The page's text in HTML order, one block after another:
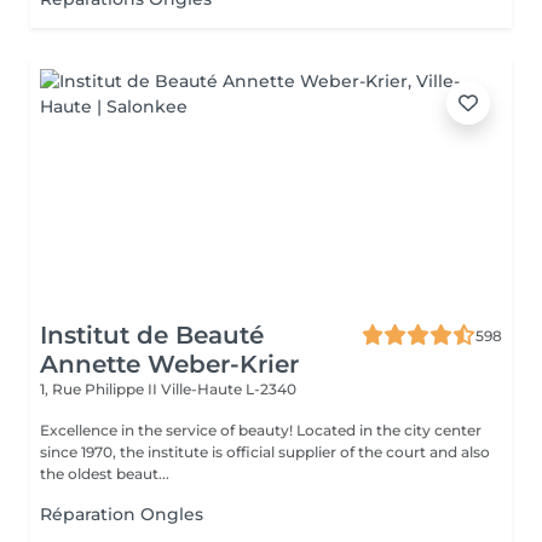
Institut de Beauté
Annette Weber-Krier
598
1, Rue Philippe II Ville-Haute L-2340
Excellence in the service of beauty! Located in the city center
since 1970, the institute is official supplier of the court and also
the oldest beaut...
Réparation Ongles